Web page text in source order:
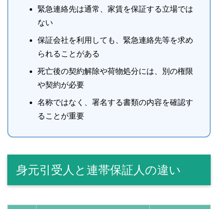
緊急連絡先は通常、家賃を保証する立場では
ない
保証会社を利用しても、緊急連絡先等を求め
られることがある
死亡後の契約解除や荷物処分には、別の権限
や契約が必要
名称ではなく、署名する書類の内容を確認す
ることが重要
身元引受人と連帯保証人の違い